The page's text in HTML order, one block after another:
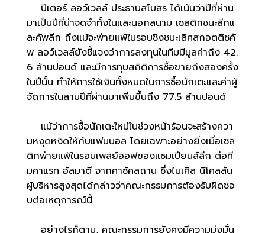
ปีเตอร์ ลอว์เวลล์ ประธานสโมสร ได้เน้นว่าปีที่ผ่าน
มาเป็นปีที่น่าจดจำทั้งในและนอกสนาม เซลติกชนะลีกแ
ละคัพลีก ถึงแม้จะพ่ายแพ้ในรอบชิงชนะเลิศสกอตติชคั
พ ลอว์เวลล์ยังชี้แจงว่าการลงทุนในทีมมีมูลค่าถึง 42.
6 ล้านปอนด์ และมีการทุบสถิติการซื้อขายถึงสองครั้ง
ในปีนั้น ทำให้การใช้เงินทั้งหมดในการซื้อนักเตะและค่าผู้
จัดการในสามปีที่ผ่านมาเพิ่มขึ้นถึง 77.5 ล้านปอนด์
แม้ว่าการซื้อนักเตะใหม่ในช่วงหน้าร้อนจะสร้างควา
มหงุดหงิดให้กับแฟนบอล โดยเฉพาะอย่างยิ่งเมื่อเซล
ติกพ่ายแพ้ในรอบเพลย์ออฟของแชมเปียนส์ลีก ต่อที
มคาแรท อัลมาตี จากคาซัคสถาน ซึ่งไมเคิล นิโคลสัน
ผู้บริหารสูงสุดได้กล่าวว่าคณะกรรมการต้องรับผิดชอ
บต่อเหตุการณ์นี้
อย่างไรก็ตาม, คณะกรรมการยังคงมีความมุ่งมั่น